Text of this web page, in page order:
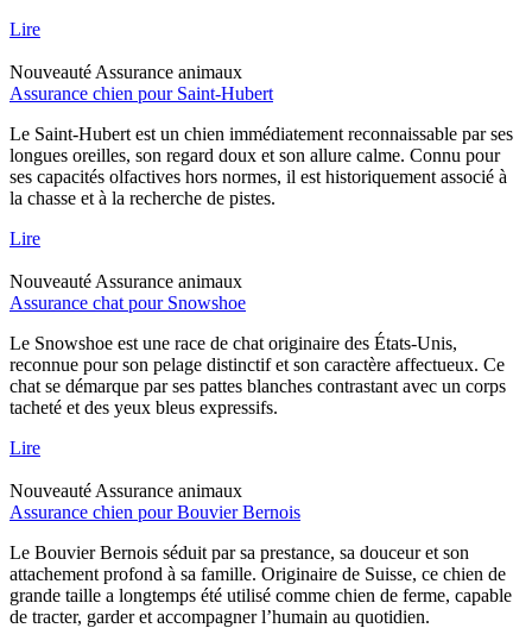
Lire
Nouveauté Assurance animaux
Assurance chien pour Saint-Hubert
Le Saint-Hubert est un chien immédiatement reconnaissable par ses
longues oreilles, son regard doux et son allure calme. Connu pour
ses capacités olfactives hors normes, il est historiquement associé à
la chasse et à la recherche de pistes.
Lire
Nouveauté Assurance animaux
Assurance chat pour Snowshoe
Le Snowshoe est une race de chat originaire des États-Unis,
reconnue pour son pelage distinctif et son caractère affectueux. Ce
chat se démarque par ses pattes blanches contrastant avec un corps
tacheté et des yeux bleus expressifs.
Lire
Nouveauté Assurance animaux
Assurance chien pour Bouvier Bernois
Le Bouvier Bernois séduit par sa prestance, sa douceur et son
attachement profond à sa famille. Originaire de Suisse, ce chien de
grande taille a longtemps été utilisé comme chien de ferme, capable
de tracter, garder et accompagner l’humain au quotidien.